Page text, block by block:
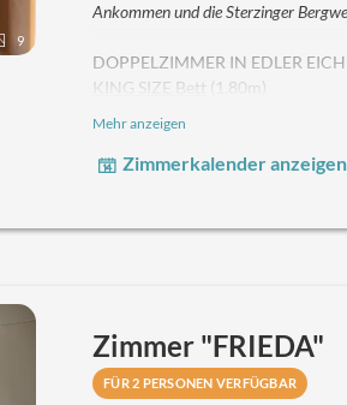
9
Ankommen und die Sterzinger
DOPPELZIMMER IN EDLER
KING SIZE Bett (1,80m)
MERKMALE: Holzboden, HD-TV,
Unsere renovierten
Blau.Moderne trifft auf Tradition.
Mehr anzeigen
Zimmerkalender anzeigen
Zimmer "FRIEDA"
FÜR 2 PERSONEN VERFÜGBAR